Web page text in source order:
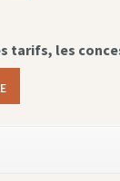
tarifs, les